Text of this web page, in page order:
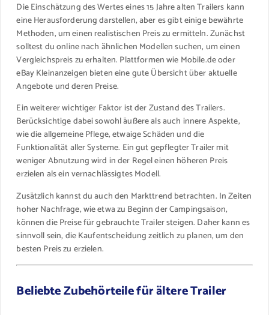
Die Einschätzung des Wertes eines 15 Jahre alten Trailers kann
eine Herausforderung darstellen, aber es gibt einige bewährte
Methoden, um einen realistischen Preis zu ermitteln. Zunächst
solltest du online nach ähnlichen Modellen suchen, um einen
Vergleichspreis zu erhalten. Plattformen wie Mobile.de oder
eBay Kleinanzeigen bieten eine gute Übersicht über aktuelle
Angebote und deren Preise.
Ein weiterer wichtiger Faktor ist der Zustand des Trailers.
Berücksichtige dabei sowohl äußere als auch innere Aspekte,
wie die allgemeine Pflege, etwaige Schäden und die
Funktionalität aller Systeme. Ein gut gepflegter Trailer mit
weniger Abnutzung wird in der Regel einen höheren Preis
erzielen als ein vernachlässigtes Modell.
Zusätzlich kannst du auch den Markttrend betrachten. In Zeiten
hoher Nachfrage, wie etwa zu Beginn der Campingsaison,
können die Preise für gebrauchte Trailer steigen. Daher kann es
sinnvoll sein, die Kaufentscheidung zeitlich zu planen, um den
besten Preis zu erzielen.
Beliebte Zubehörteile für ältere Trailer